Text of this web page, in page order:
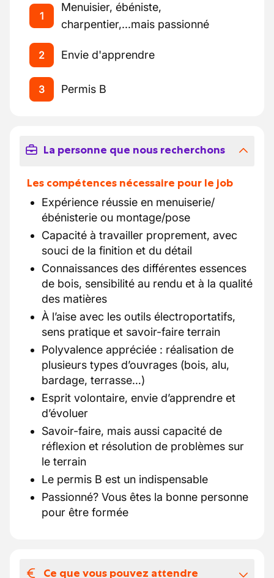
1
Menuisier, ébéniste,
charpentier,...mais passionné
2 Envie d'apprendre
3 Permis B
La personne que nous recherchons
Les compétences nécessaire pour le job
Expérience réussie en menuiserie/
ébénisterie ou montage/pose
Capacité à travailler proprement, avec
souci de la finition et du détail
Connaissances des différentes essences
de bois, sensibilité au rendu et à la qualité
des matières
À l’aise avec les outils électroportatifs,
sens pratique et savoir-faire terrain
Polyvalence appréciée : réalisation de
plusieurs types d’ouvrages (bois, alu,
bardage, terrasse…)
Esprit volontaire, envie d’apprendre et
d’évoluer
Savoir-faire, mais aussi capacité de
réflexion et résolution de problèmes sur
le terrain
Le permis B est un indispensable
Passionné? Vous êtes la bonne personne
pour être formée
Ce que vous pouvez attendre